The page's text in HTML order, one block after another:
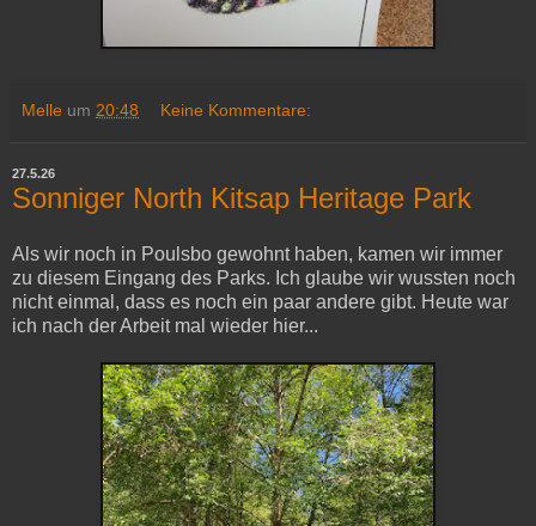
Melle um 20:48 Keine Kommentare:
27.5.26
Sonniger North Kitsap Heritage Park
Als wir noch in Poulsbo gewohnt haben, kamen wir immer
zu diesem Eingang des Parks. Ich glaube wir wussten noch
nicht einmal, dass es noch ein paar andere gibt. Heute war
ich nach der Arbeit mal wieder hier...